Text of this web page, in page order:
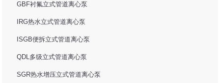
GBF衬氟立式管道离心泵
IRG热水立式管道离心泵
ISGB便拆立式管道离心泵
QDL多级立式管道离心泵
SGR热水增压立式管道离心泵